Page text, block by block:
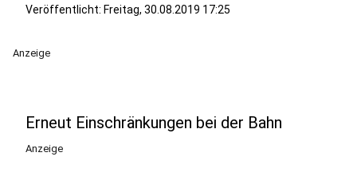
Veröffentlicht: Freitag, 30.08.2019 17:25
Anzeige
Erneut Einschränkungen bei der Bahn
Anzeige